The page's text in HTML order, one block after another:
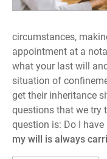
circumstances,
appointment at a
what your last will
situation of
get their inheritance
questions that we try
question is: Do I have
my will is always